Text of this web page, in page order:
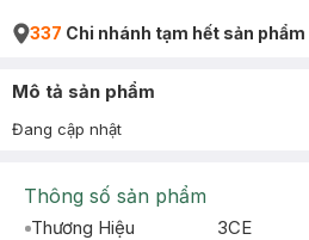
337 Chi nhánh tạm hết sản phẩm
Mô tả sản phẩm
Đang cập nhật
Thông số sản phẩm
Thương Hiệu
3CE